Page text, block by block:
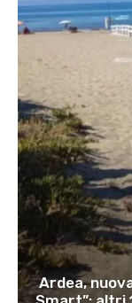
Ardea,